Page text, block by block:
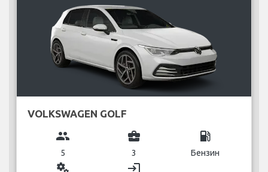
VOLKSWAGEN GOLF
group
5
business_center
3
local_gas_station
Бензин
miscellaneous_services login